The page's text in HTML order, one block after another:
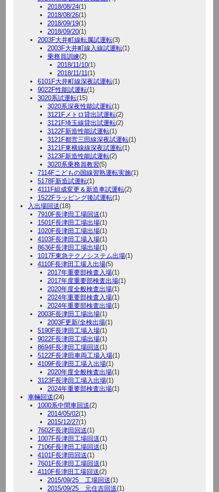
2018/08/24(1)
2018/08/26(1)
2018/09/19(1)
2018/09/20(1)
2003F大井町線転属試運転(3)
2003F大井町線入線試運転(1)
乗務員訓練(2)
2018/11/10(1)
2018/11/11(1)
6101F大井町線深夜試運転(1)
9022F性能試運転(1)
3020系試運転(15)
3020系深夜性能試運転(1)
3121Fメトロ貸出試運転(2)
3121F埼玉線貸出試運転(2)
3122F新造性能試運転(1)
3121F都営三田線深夜試運転(1)
3121F東横線線深夜試運転(1)
3123F新造性能試運転(2)
3020系乗務員教習(5)
7114Fこどもの国線習熟運転実施(1)
5178F新造試運転(1)
4111F組成変更＆新造車試運転(2)
1522Fラッピング後試運転(1)
入出場回送(18)
7910F長津田工場回送(1)
1501F長津田工場出場(1)
1020F長津田工場出場(1)
4103F長津田工場入場(1)
8636F長津田工場出場(1)
1017F東急テクノシステム出場(1)
4110F長津田工場入出場(5)
2017年重要部検査入場(1)
2017年度重要部検査出場(1)
2020年度全般検査出場(1)
2024年重要部検査入場(1)
2024年重要部検査出場(1)
2003F長津田工場出場(1)
2003F更新/全検出場(1)
5190F長津田工場入場(1)
9022F長津田工場出場(1)
8694F長津田工場回送(1)
5122F長津田車両工場入場(1)
4109F長津田工場入出場(1)
2020年度全般検査出場(1)
3123F長津田工場入出場(1)
2024年重要部検査出場(1)
車輛回送(24)
1000系中間車回送(2)
2014/05/02(1)
2015/12/27(1)
7602F長津田回送(1)
1007F長津田工場回送(1)
7106F長津田工場回送(1)
4101F長津田回送(1)
7601F長津田工場回送(1)
4110F長津田工場回送(2)
2015/09/25 工場回送(1)
2015/09/25 元住吉回送(1)